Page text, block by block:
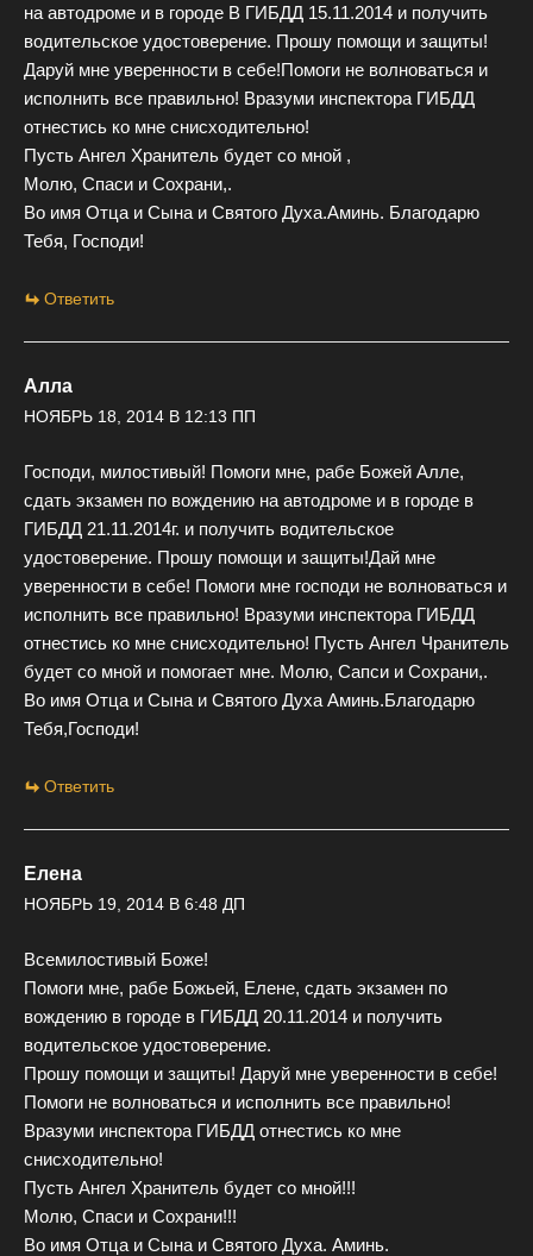
на автодроме и в городе В ГИБДД 15.11.2014 и получить
водительское удостоверение. Прошу помощи и защиты!
Даруй мне уверенности в себе!Помоги не волноваться и
исполнить все правильно! Вразуми инспектора ГИБДД
отнестись ко мне снисходительно!
Пусть Ангел Хранитель будет со мной ,
Молю, Спаси и Сохрани,.
Во имя Отца и Сына и Святого Духа.Аминь. Благодарю
Тебя, Господи!
Ответить
Алла
НОЯБРЬ 18, 2014 В 12:13 ПП
Господи, милостивый! Помоги мне, рабе Божей Алле,
сдать экзамен по вождению на автодроме и в городе в
ГИБДД 21.11.2014г. и получить водительское
удостоверение. Прошу помощи и защиты!Дай мне
уверенности в себе! Помоги мне господи не волноваться и
исполнить все правильно! Вразуми инспектора ГИБДД
отнестись ко мне снисходительно! Пусть Ангел Чранитель
будет со мной и помогает мне. Молю, Сапси и Сохрани,.
Во имя Отца и Сына и Святого Духа Аминь.Благодарю
Тебя,Господи!
Ответить
Елена
НОЯБРЬ 19, 2014 В 6:48 ДП
Всемилостивый Боже!
Помоги мне, рабе Божьей, Елене, сдать экзамен по
вождению в городе в ГИБДД 20.11.2014 и получить
водительское удостоверение.
Прошу помощи и защиты! Даруй мне уверенности в себе!
Помоги не волноваться и исполнить все правильно!
Вразуми инспектора ГИБДД отнестись ко мне
снисходительно!
Пусть Ангел Хранитель будет со мной!!!
Молю, Спаси и Сохрани!!!
Во имя Отца и Сына и Святого Духа. Аминь.